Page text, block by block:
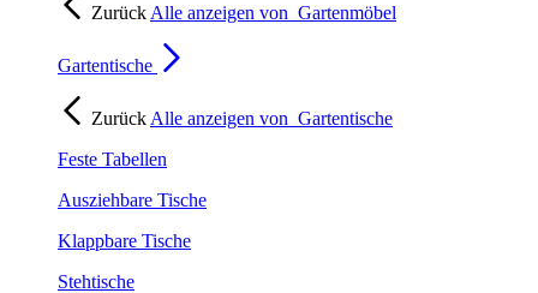
Zurück Alle anzeigen von Gartenmöbel
Gartentische
Zurück Alle anzeigen von Gartentische
Feste Tabellen
Ausziehbare Tische
Klappbare Tische
Stehtische